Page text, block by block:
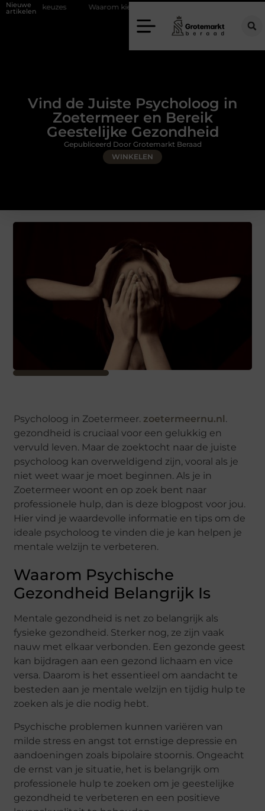
Nieuwe
artikelen
Waarom kiezen voor een rijschool in Utrecht?
Vind de Juiste Psycholoog in
Zoetermeer en Bereik
Geestelijke Gezondheid
WINKELEN
Gepubliceerd Door Grotemarkt Beraad
Psycholoog in Zoetermeer. zoetermeernu.nl .
gezondheid is cruciaal voor een gelukkig en
vervuld leven. Maar de zoektocht naar de juiste
psycholoog kan overweldigend zijn, vooral als je
niet weet waar je moet beginnen. Als je in
Zoetermeer woont en op zoek bent naar
professionele hulp, dan is deze blogpost voor jou.
Hier vind je waardevolle informatie en tips om de
ideale psycholoog te vinden die je kan helpen je
mentale welzijn te verbeteren.
Waarom Psychische
Gezondheid Belangrijk Is
Mentale gezondheid is net zo belangrijk als
fysieke gezondheid. Sterker nog, ze zijn vaak
nauw met elkaar verbonden. Een gezonde geest
kan bijdragen aan een gezond lichaam en vice
versa. Daarom is het essentieel om aandacht te
besteden aan je mentale welzijn en tijdig hulp te
zoeken als je die nodig hebt.
Psychische problemen kunnen variëren van
milde stress en angst tot ernstige depressie en
aandoeningen zoals bipolaire stoornis. Ongeacht
de ernst van je situatie, het is belangrijk om
professionele hulp te zoeken om je geestelijke
gezondheid te verbeteren en een positieve